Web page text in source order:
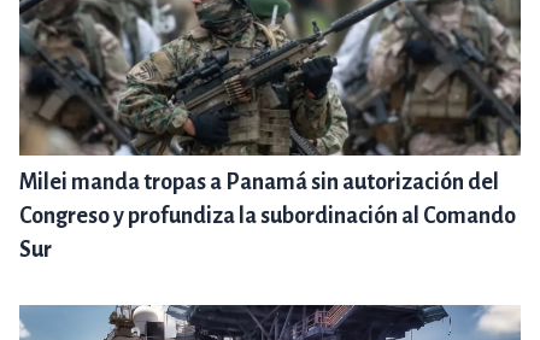
Milei manda tropas a Panamá sin autorización del
Congreso y profundiza la subordinación al Comando
Sur